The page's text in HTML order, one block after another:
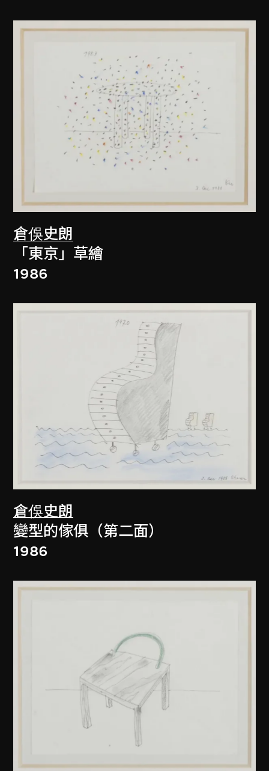
倉俁史朗
「東京」草繪
1986
倉俁史朗
變型的傢俱（第二面）
1986